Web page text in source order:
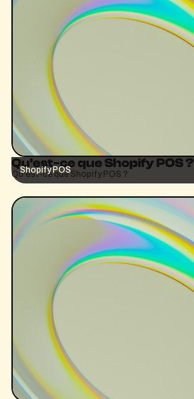
Shopify POS
Qu'est-ce que Shopify POS ?
Qu'est-ce que Shopify POS ?